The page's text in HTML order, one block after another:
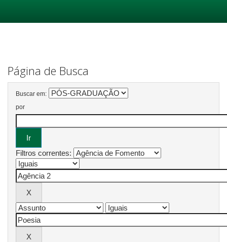
Página de Busca
Buscar em:
por
Filtros correntes: